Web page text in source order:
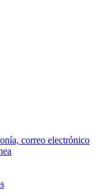
correo electrónico